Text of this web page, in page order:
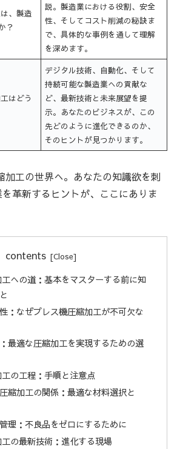
、製造
？
説。製造業における役割、安全
性、そしてコスト削減の秘訣ま
で、具体的な事例を通して理解
を深めます。
はどう
デジタル技術、自動化、そして
持続可能な製造業への貢献な
ど、最新技術と未来展望を提
示。あなたのビジネスが、この
先どのように進化できるのか、
そのヒントが見つかります。
加工の世界へ。あなたの知識欲を刺
革新するヒントが、ここにありま
contents
への道：基本をマスターする前に知
：なぜプレス機圧縮加工が不可欠な
最適な圧縮加工を実現するための選
の工程：手順と注意点
縮加工の関係：最適な材料選択と
理：不良品をゼロにするために
の最新技術：進化する現場